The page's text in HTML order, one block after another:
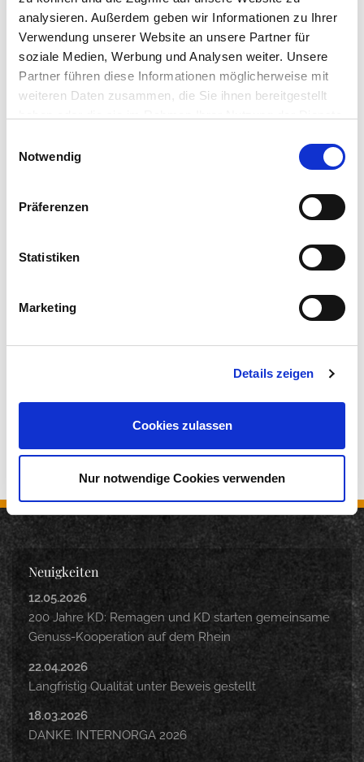
analysieren. Außerdem geben wir Informationen zu Ihrer
Verwendung unserer Website an unsere Partner für
soziale Medien, Werbung und Analysen weiter. Unsere
Partner führen diese Informationen möglicherweise mit
weiteren Daten zusammen, die Sie ihnen bereitgestellt
Cookies, wenn Sie unsere Webseite weiterhin nutzen.
Notwendig
Präferenzen
Statistiken
Marketing
Details zeigen
Cookies zulassen
Nur notwendige Cookies verwenden
Neuigkeiten
12.05.2026
200 Jahre KD: Remagen und KD starten gemeinsame
Genuss-Kooperation auf dem Rhein
22.04.2026
Langfristig Qualität unter Beweis gestellt
18.03.2026
DANKE. INTERNORGA 2026